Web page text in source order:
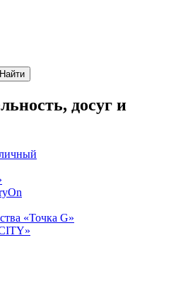
Найти
досуг и
«Точка G»